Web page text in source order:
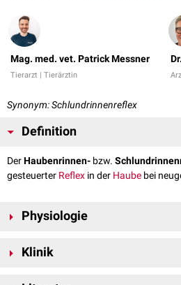
Mag. med. vet. Patrick Messner
Tierarzt | Tierärztin
Synonym: Schlundrinnenreflex
Definition
DerHaubenrinnen- bzw.
gesteuerter Reflex in der Haube bei
Physiologie
ausschließlich auf
Besiedelung von
Klinik